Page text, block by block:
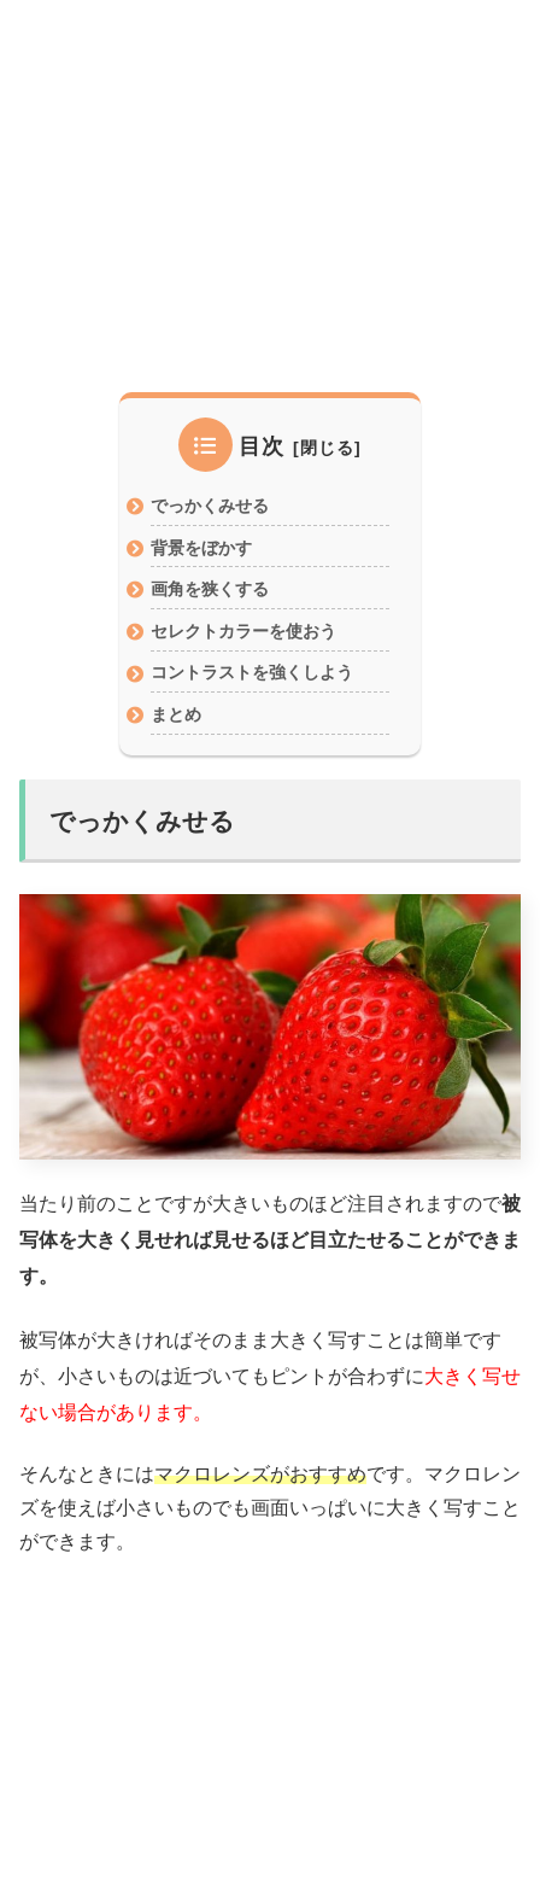
目次
でっかくみせる
背景をぼかす
画角を狭くする
セレクトカラーを使おう
コントラストを強くしよう
まとめ
でっかくみせる
当たり前のことですが大きいものほど注目されますので被
写体を大きく見せれば見せるほど目立たせることができま
す。
被写体が大きければそのまま大きく写すことは簡単です
が、小さいものは近づいてもピントが合わずに大きく写せ
ない場合があります。
そんなときにはマクロレンズがおすすめです。マクロレン
ズを使えば小さいものでも画面いっぱいに大きく写すこと
ができます。